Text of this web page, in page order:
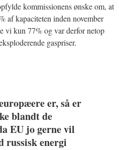
kommissionens ønske om, at
af kapaciteten inden november
vi kun 77% og var derfor netop
gaspriser.
er, så er
blandt de
EU jo gerne vil
russisk energi